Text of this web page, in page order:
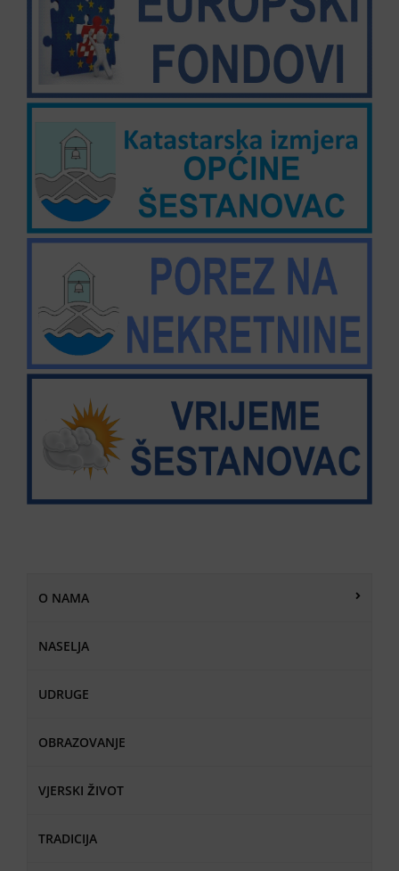
O NAMA
NASELJA
UDRUGE
OBRAZOVANJE
VJERSKI ŽIVOT
TRADICIJA